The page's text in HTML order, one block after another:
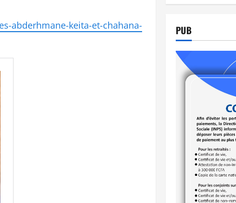
abderhmane-keita-et-chahana-
PUB